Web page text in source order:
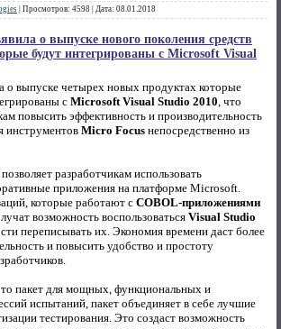
Просмотров: 4598 Дата: 08.01.2018
о выпуске нового поколения средств
будут интегрированы с Microsoft Visual
о выпуске четырех новых продуктах которые
с Microsoft Visual Studio 2010, что
повысить эффективность и производительность
инструментов Micro Focus непосредственно из
позволяет разработчикам использовать
приложения на платформе Microsoft.
которые работают с COBOL-приложениями
возможность воспользоваться Visual Studio
переписывать их. Экономия времени даст более
и повысить удобство и простоту
пакет для мощных, функциональных и
испытаний, пакет объединяет в себе лучшие
тестирования. Это создаст возможность